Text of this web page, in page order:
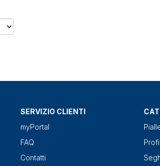
SERVIZIO CLIENTI
myPortal
FAQ
Contatti